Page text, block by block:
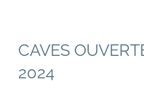
CAVES
2024